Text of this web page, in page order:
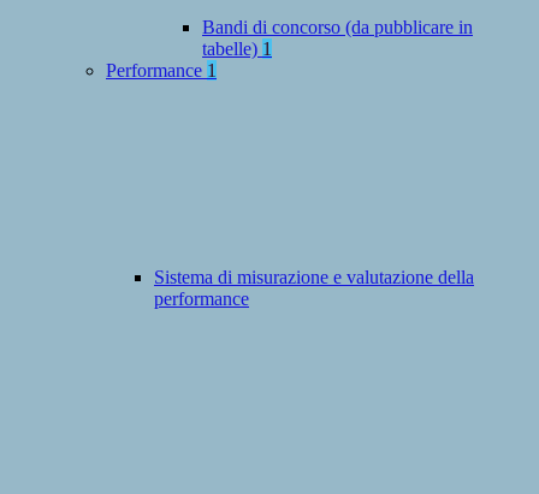
Bandi di concorso (da pubblicare in
tabelle) 1
Performance 1
Sistema di misurazione e valutazione della
performance